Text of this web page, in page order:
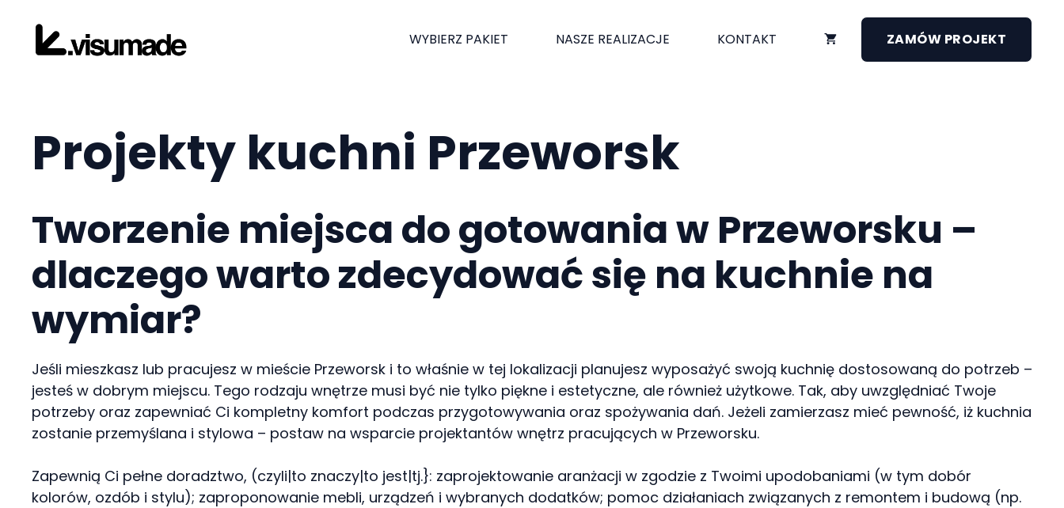
treści
WYBIERZ PAKIET NASZE REALIZACJE KONTAKT ZAMÓW PROJEKT
Projekty kuchni Przeworsk
Tworzenie miejsca do gotowania w Przeworsku –
dlaczego warto zdecydować się na kuchnie na
wymiar?
Jeśli mieszkasz lub pracujesz w mieście Przeworsk i to właśnie w tej lokalizacji planujesz wyposażyć swoją kuchnię dostosowaną do potrzeb –
jesteś w dobrym miejscu. Tego rodzaju wnętrze musi być nie tylko piękne i estetyczne, ale również użytkowe. Tak, aby uwzględniać Twoje
potrzeby oraz zapewniać Ci kompletny komfort podczas przygotowywania oraz spożywania dań. Jeżeli zamierzasz mieć pewność, iż kuchnia
zostanie przemyślana i stylowa – postaw na wsparcie projektantów wnętrz pracujących w Przeworsku.
Zapewnią Ci pełne doradztwo, (czyli|to znaczy|to jest|tj.}: zaprojektowanie aranżacji w zgodzie z Twoimi upodobaniami (w tym dobór
kolorów, ozdób i stylu); zaproponowanie mebli, urządzeń i wybranych dodatków; pomoc działaniach związanych z remontem i budową (np.